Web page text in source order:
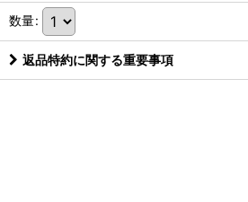
数量:
返品特約に関する重要事項